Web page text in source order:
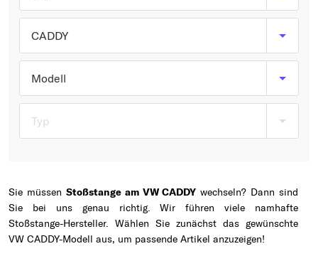
CADDY
Modell
Typ
Sie müssen Stoßstange am VW CADDY wechseln? Dann sind
Sie bei uns genau richtig. Wir führen viele namhafte
Stoßstange-Hersteller. Wählen Sie zunächst das gewünschte
VW CADDY-Modell aus, um passende Artikel anzuzeigen!